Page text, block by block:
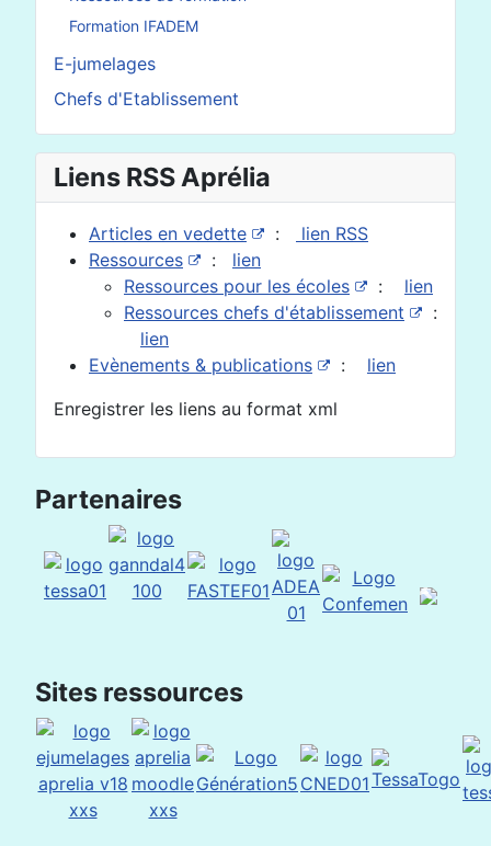
Formation IFADEM
E-jumelages
Chefs d'Etablissement
Liens RSS Aprélia
Articles en vedette :
lien RSS
Ressources
: lien
Ressources pour les écoles
: lien
Ressources chefs d'établissement
:
lien
Evènements & publications
: lien
Enregistrer les liens au format xml
Partenaires
Sites ressources